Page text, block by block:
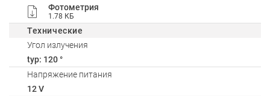
Фотометрия
1.78 КБ
Технические
Угол излучения
typ: 120 °
Напряжение питания
12 V